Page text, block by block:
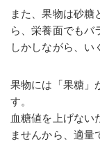
また、果物は砂糖
ら、栄養面でもバ
しかしながら、い
果物には「果糖」
す。
血糖値を上げない
ませんから、適量